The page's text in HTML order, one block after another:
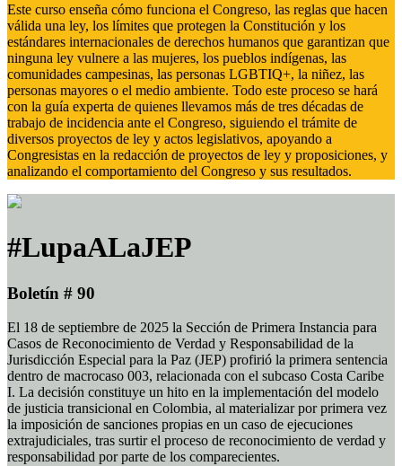
Este curso enseña cómo funciona el Congreso, las reglas que hacen
válida una ley, los límites que protegen la Constitución y los
estándares internacionales de derechos humanos que garantizan que
ninguna ley vulnere a las mujeres, los pueblos indígenas, las
comunidades campesinas, las personas LGBTIQ+, la niñez, las
personas mayores o el medio ambiente. Todo este proceso se hará
con la guía experta de quienes llevamos más de tres décadas de
trabajo de incidencia ante el Congreso, siguiendo el trámite de
diversos proyectos de ley y actos legislativos, apoyando a
Congresistas en la redacción de proyectos de ley y proposiciones, y
analizando el comportamiento del Congreso y sus resultados.
#LupaALaJEP
Boletín # 90
El 18 de septiembre de 2025 la Sección de Primera Instancia para
Casos de Reconocimiento de Verdad y Responsabilidad de la
Jurisdicción Especial para la Paz (JEP) profirió la primera sentencia
dentro de macrocaso 003, relacionada con el subcaso Costa Caribe
I. La decisión constituye un hito en la implementación del modelo
de justicia transicional en Colombia, al materializar por primera vez
la imposición de sanciones propias en un caso de ejecuciones
extrajudiciales, tras surtir el proceso de reconocimiento de verdad y
responsabilidad por parte de los comparecientes.